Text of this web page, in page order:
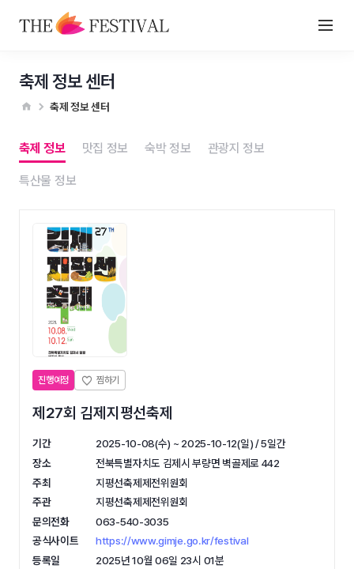
축제 정보 센터
축제 정보 센터
축제 정보 맛집 정보 숙박 정보 관광지 정보
특산물 정보
진행예정
제27회 김제지평선축제
기간
2025-10-08(수) ~ 2025-10-12(일) / 5일간
장소
전북특별자치도 김제시 부량면 벽골제로 442
주최
지평선축제제전위원회
주관
지평선축제제전위원회
문의전화
063-540-3035
공식사이트
https://www.gimje.go.kr/festival
등록일
2025년 10월 06일 23시 01분